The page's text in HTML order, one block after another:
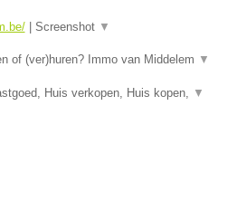
| Screenshot ▼
of (ver)huren? Immo van Middelem ▼
Huis verkopen, Huis kopen, ▼